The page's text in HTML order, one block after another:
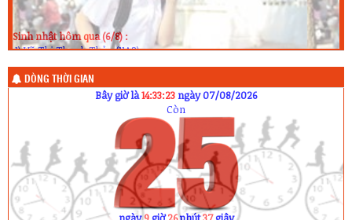
Sinh nhật hôm qua (6/8) :
1) Vũ Thị Thanh Thảo (11A2)
2) Nguyễn Thị Như Quỳnh (11A6)
1) Hà Duy Bảo (10A1)
2) Trần Văn Hoàng (11A8)
3) Nguyễn Anh Khoa (12A5)
Sinh nhật ngày mai (8/8) :
1) Lê Ngọc Huyền (10A9)
2) Nguyễn Quốc Quân (11A6)
3) Cao Xuân Thành (11A7)
4) H Ân Mlô (12A8)
5) Mai Thanh Phương (12A8)
6) Bùi Lâm Bảo Ngọc (12A11)
DÒNG THỜI GIAN
Bây giờ là14:33:24 ngày 07/08/2026
Còn